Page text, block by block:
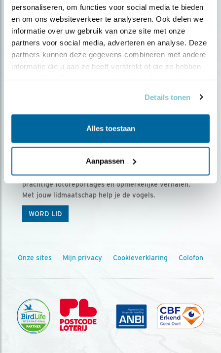
personaliseren, om functies voor social media te bieden
en om ons websiteverkeer te analyseren. Ook delen we
informatie over uw gebruik van onze site met onze
partners voor social media, adverteren en analyse. Deze
partners kunnen deze gegevens combineren met andere
informatie die u aan ze heeft verstrekt of die ze hebben
Details tonen
Alles toestaan
Aanpassen
Ontvang 5 x Vogels voor € 36,00 per jaar
Vogels is het tijdschrift voor onze leden, met
prachtige fotoreportages en opmerkelijke verhalen.
Met jouw lidmaatschap help je de vogels.
WORD LID
Onze sites Mijn privacy Cookieverklaring Colofon